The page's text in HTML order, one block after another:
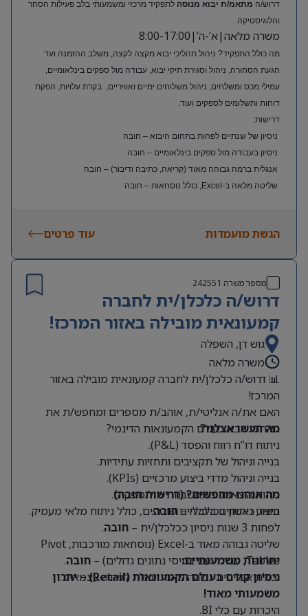
דרוש/ה מתאמ/ת יבוא מנוסה לתפקיד מרכזי ומשמעותי בלב פעילות הסחר
והלוגיסטיקה.
משרה מלאה|א’-ה’|8:00-17:00
מה כולל התפקיד? ניהול תהליכי יבוא מקצה לקצה, משלב ההזמנה ועד
הגעת הסחורה, ניהול וסגירת תיקי יבוא, עבודה מול ספקים בינלאומיים,
עמילי מכס ומשלחים, ניהול משלוחים ימיים ואוויריים, בקרת עלויות, הפקת
דוחות ותשלומים לספקים ועוד.
דרישות:
ניסיון של שנתיים לפחות בתחום היבוא – חובה
ניסיון בעבודה מול ספקים בינלאומיים – חובה
אנגלית ברמה גבוהה מאוד (קריאה, כתיבה ודיבור) – חובה
שליטה מלאה ב-Excel, כולל נוסחאות – חובה
הגשת מועמדות עוד פרטים
מספר משרה 242551
דרוש/ה כלכלן/ית לחברה
קמעונאית מובילה באזור המרכז!
גוש דן, השפלה
משרה מלאה
📊 דרוש/ה כלכלן/ית לחברה קמעונאית מובילה באזור
המרכז!
האם את/ה אנליטי/ת, אוהב/ת מספרים ומחפש/ת את
האתגר הבא בעולם הקמעונאות הדינמי?
מה תעשו אצלנו?
ניתוח דו”ח רווח והפסד (P&L).
בנייה וניהול של תקציבים ותחזיות עתידיות.
בנייה וניהול מדדי ביצוע מרכזיים (KPIs).
ניתוח הוצאות והתחשבנות מול ספקים.
ביצוע ניתוחים כלכליים שוטפים, כולל ניתוח מלאי מעמיק.
מה אנחנו מחפשים? (דרישות חובה)
תואר ראשון בכלכלה –חובה.
לפחות 3 שנות ניסיון ככלכלן/ית –
חובה.
שליטה גבוהה מאוד ב-Excel (נוסחאות מורכבות, Pivot
Tables, עבודה עם בסיסי נתונים גדולים) –
חובה.
יכולת אנליטית גבוהה מאוד ויכולת למידה עצמאית.
יתרונות משמעותיים:
ניסיון קודם בעולם הקמעונאות (Retail) – יתרון
משמעותי מאוד!
היכרות עם כלי BI.